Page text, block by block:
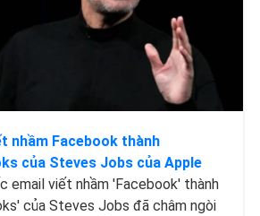
nhầm Facebook thành
của Steves Jobs của Apple
email viết nhầm 'Facebook' thành
của Steves Jobs đã châm ngòi